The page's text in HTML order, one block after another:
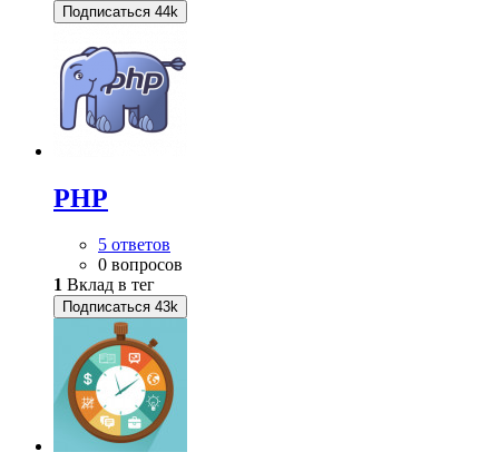
Подписаться 44k
PHP
5 ответов
0 вопросов
1 Вклад в тег
Подписаться 43k